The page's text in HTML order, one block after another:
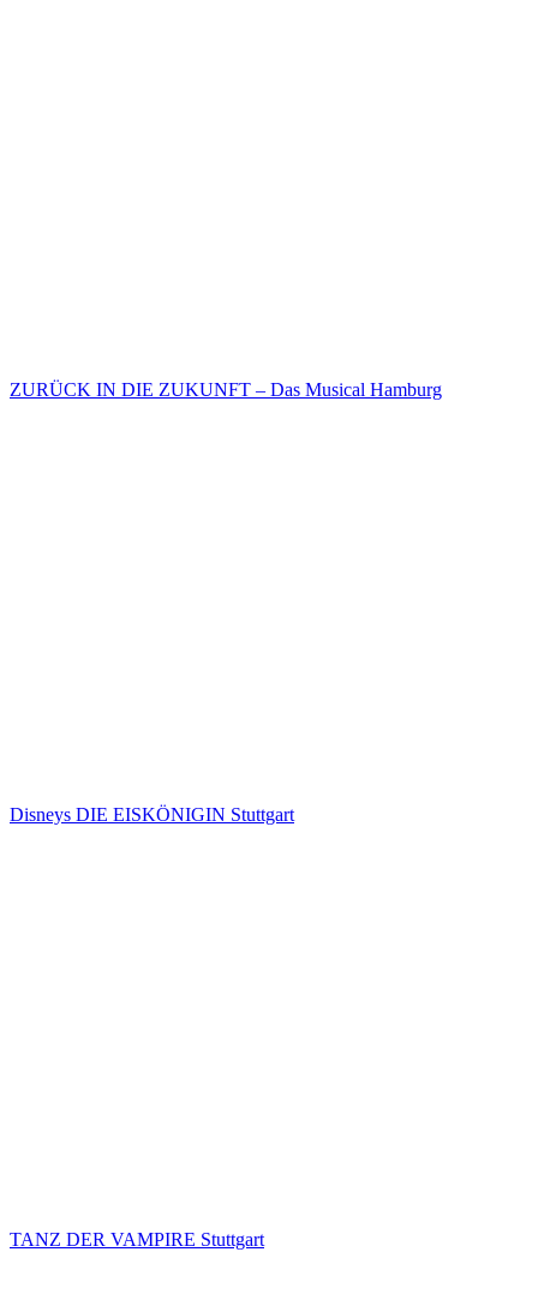
ZURÜCK IN DIE ZUKUNFT – Das Musical Hamburg
Disneys DIE EISKÖNIGIN Stuttgart
TANZ DER VAMPIRE Stuttgart